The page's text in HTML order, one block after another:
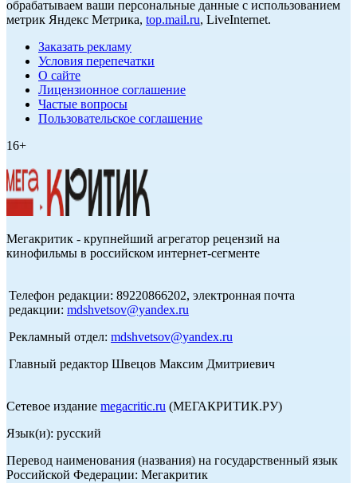
обрабатываем ваши персональные данные с использованием
метрик Яндекс Метрика, top.mail.ru, LiveInternet.
Заказать рекламу
Условия перепечатки
О сайте
Лицензионное соглашение
Частые вопросы
Пользовательское соглашение
16+
Мегакритик - крупнейший агрегатор рецензий на
кинофильмы в российском интернет-сегменте
Телефон редакции: 89220866202, электронная почта
редакции: mdshvetsov@yandex.ru
Рекламный отдел: mdshvetsov@yandex.ru
Главный редактор Швецов Максим Дмитриевич
Сетевое издание megacritic.ru (МЕГАКРИТИК.РУ)
Язык(и): русский
Перевод наименования (названия) на государственный язык
Российской Федерации: Мегакритик